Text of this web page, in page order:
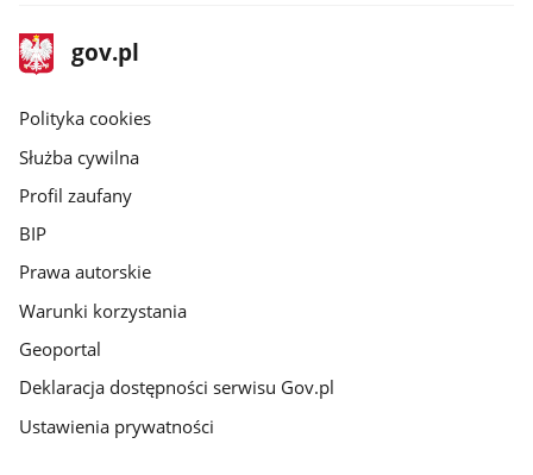
stopka
gov.pl
Strona
gov.pl
gov.pl
Polityka cookies
Służba cywilna
Profil zaufany
BIP
Prawa autorskie
Warunki korzystania
Geoportal
Deklaracja dostępności serwisu Gov.pl
Ustawienia prywatności